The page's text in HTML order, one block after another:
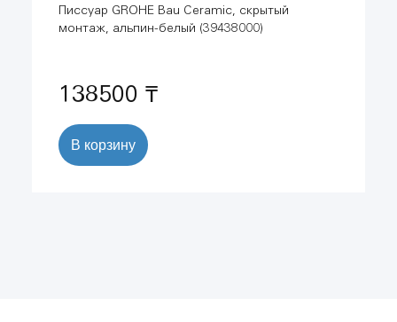
Писсуар GROHE Bau Ceramic, скрытый
монтаж, альпин-белый (39438000)
138500 ₸
В корзину